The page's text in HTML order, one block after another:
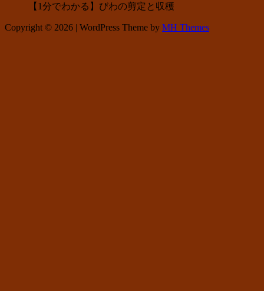
【1分でわかる】びわの剪定と収穫
Copyright © 2026 | WordPress Theme by MH Themes